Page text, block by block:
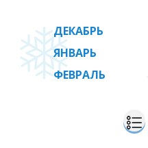
ДЕКАБРЬ
ЯНВАРЬ
ФЕВРАЛЬ